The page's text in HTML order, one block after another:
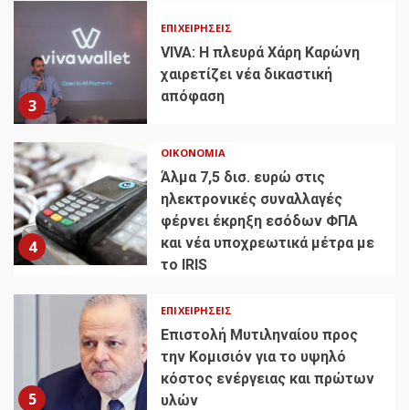
3
ΕΠΙΧΕΙΡΉΣΕΙΣ
VIVA: Η πλευρά Χάρη Καρώνη
χαιρετίζει νέα δικαστική
απόφαση
4
ΟΙΚΟΝΟΜΊΑ
Άλμα 7,5 δισ. ευρώ στις
ηλεκτρονικές συναλλαγές
φέρνει έκρηξη εσόδων ΦΠΑ
και νέα υποχρεωτικά μέτρα με
το IRIS
5
ΕΠΙΧΕΙΡΉΣΕΙΣ
Επιστολή Μυτιληναίου προς
την Κομισιόν για το υψηλό
κόστος ενέργειας και πρώτων
υλών